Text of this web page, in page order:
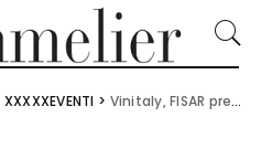
XXXXXEVENTI > Vinitaly, FISAR presenta il wine talk: “Il futuro del vino secondo Scienza”